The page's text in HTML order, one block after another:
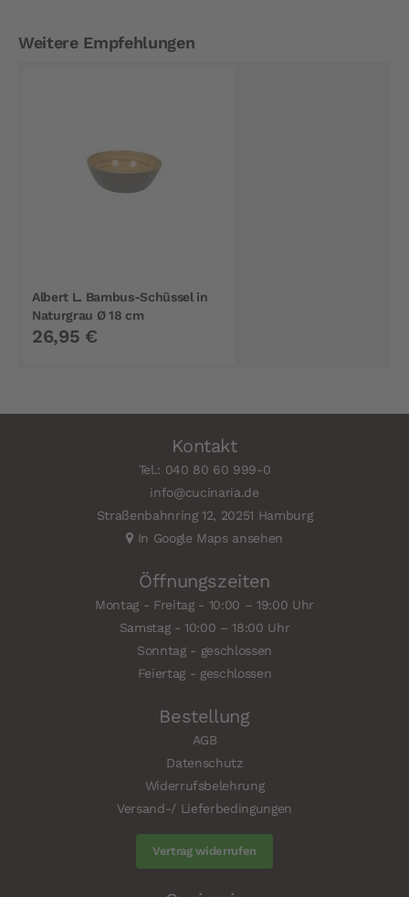
Weitere Empfehlungen
Albert L. Bambus-Schüssel in
Naturgrau Ø 18 cm
26,95 €
Kontakt
Tel.: 040 80 60 999-0
info@cucinaria.de
Straßenbahnring 12, 20251 Hamburg
In Google Maps ansehen
Öffnungszeiten
Montag - Freitag - 10:00 – 19:00 Uhr
Samstag - 10:00 – 18:00 Uhr
Sonntag - geschlossen
Feiertag - geschlossen
Bestellung
AGB
Datenschutz
Widerrufsbelehrung
Versand-/ Lieferbedingungen
Vertrag widerrufen